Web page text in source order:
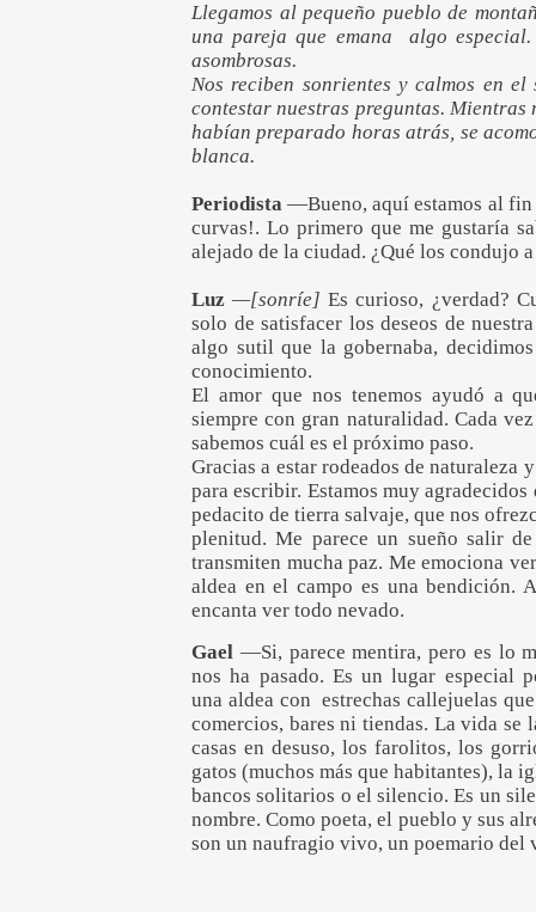
Llegamos al pequeño pueblo de
una pareja que emana algo
asombrosas.
Nos reciben sonrientes y calmos en el
contestar nuestras preguntas.
habían preparado horas atrás, se
blanca.
Periodista—Bueno, aquí estamos al fin
curvas!. Lo primero que me gustaría
alejado de la ciudad. ¿Qué los condujo
Luz—[sonríe] Es curioso, ¿verdad?
solo de satisfacer los deseos de
algo sutil que la gobernaba,
conocimiento.
El amor que nos tenemos ayudó a
siempre con gran naturalidad. Cada
sabemos cuál es el próximo paso.
Gracias a estar rodeados de
para escribir. Estamos muy
pedacito de tierra salvaje, que nos
plenitud. Me parece un sueño salir
transmiten mucha paz. Me emociona
aldea en el campo es una bendición.
encanta ver todo nevado.
Gael —Si, parece mentira, pero es lo
nos ha pasado. Es un lugar especial
una aldea con estrechas callejuelas
comercios, bares ni tiendas. La vida se
casas en desuso, los farolitos, los
gatos (muchos más que habitantes), la
bancos solitarios o el silencio. Es un
nombre. Como poeta, el pueblo y sus
son un naufragio vivo, un poemario del